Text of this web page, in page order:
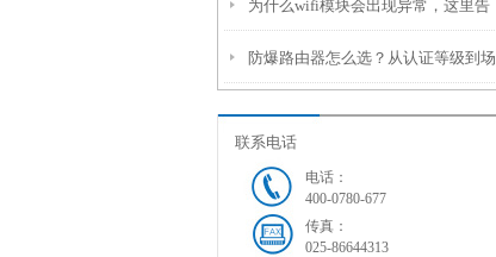
吧
为什么wifi模块会出现异常，这里告
诉你原因以及解决的方法
防爆路由器怎么选？从认证等级到场
景适配，一篇看懂！
联系电话
电话：
400-0780-677
传真：
025-86644313